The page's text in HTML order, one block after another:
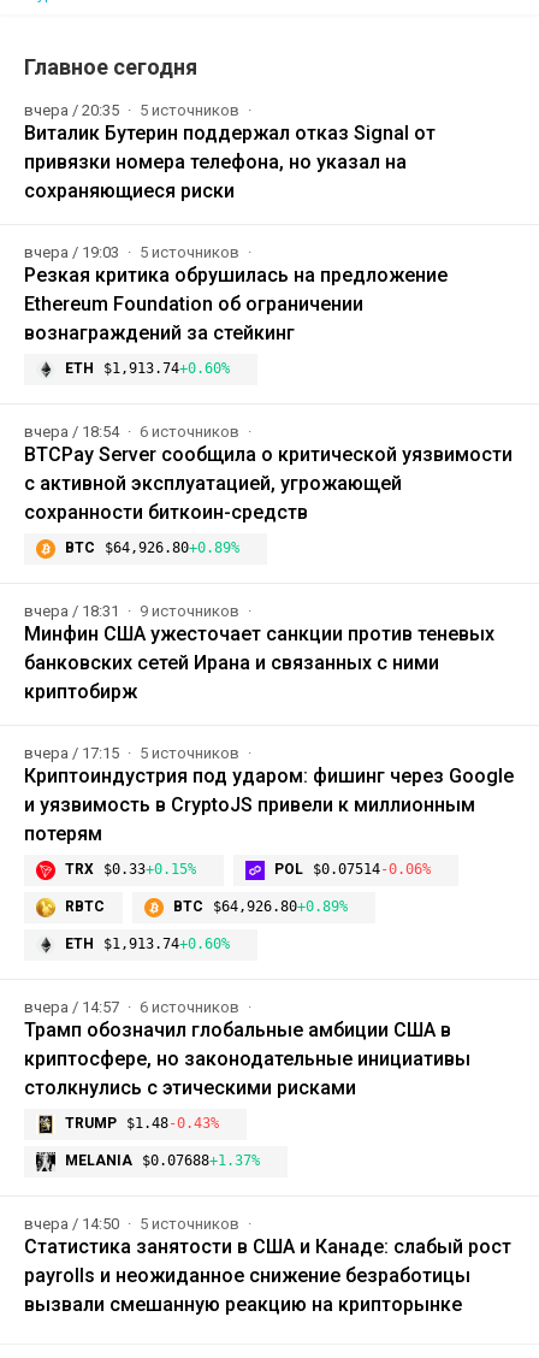
Главное сегодня
вчера / 20:35 5 источников
Виталик Бутерин поддержал отказ Signal от
привязки номера телефона, но указал на
сохраняющиеся риски
вчера / 19:03 5 источников
Резкая критика обрушилась на предложение
Ethereum Foundation об ограничении
вознаграждений за стейкинг
ETH $1,913.74+0.60%
вчера / 18:54 6 источников
BTCPay Server сообщила о критической уязвимости
с активной эксплуатацией, угрожающей
сохранности биткоин-средств
BTC $64,926.80+0.89%
вчера / 18:31 9 источников
Минфин США ужесточает санкции против теневых
банковских сетей Ирана и связанных с ними
криптобирж
вчера / 17:15 5 источников
Криптоиндустрия под ударом: фишинг через Google
и уязвимость в CryptoJS привели к миллионным
потерям
TRX $0.33+0.15% POL $0.07514-0.06%
RBTC BTC $64,926.80+0.89%
ETH $1,913.74+0.60%
вчера / 14:57 6 источников
Трамп обозначил глобальные амбиции США в
криптосфере, но законодательные инициативы
столкнулись с этическими рисками
TRUMP $1.48-0.43%
MELANIA $0.07688+1.37%
вчера / 14:50 5 источников
Статистика занятости в США и Канаде: слабый рост
payrolls и неожиданное снижение безработицы
вызвали смешанную реакцию на крипторынке